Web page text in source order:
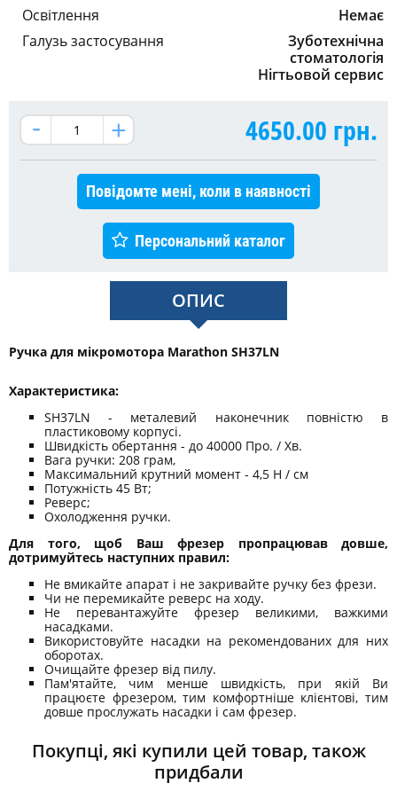
Освітлення
Немає
Галузь застосування
Зуботехнічна
стоматологія
Нігтьовой сервис
4650.00 грн.
Повідомте мені, коли в наявності
Персональний каталог
ОПИС
Ручка для мікромотора Marathon SH37LN
Характеристика:
SH37LN - металевий наконечник повністю в
пластиковому корпусі.
Швидкість обертання - до 40000 Про. / Хв.
Вага ручки: 208 грам,
Максимальний крутний момент - 4,5 Н / см
Потужність 45 Вт;
Реверс;
Охолодження ручки.
Для того, щоб Ваш фрезер пропрацював довше,
дотримуйтесь наступних правил:
Не вмикайте апарат і не закривайте ручку без фрези.
Чи не перемикайте реверс на ходу.
Не перевантажуйте фрезер великими, важкими
насадками.
Використовуйте насадки на рекомендованих для них
оборотах.
Очищайте фрезер від пилу.
Пам'ятайте, чим менше швидкість, при якій Ви
працюєте фрезером, тим комфортніше клієнтові, тим
довше прослужать насадки і сам фрезер.
Покупці, які купили цей товар, також
придбали